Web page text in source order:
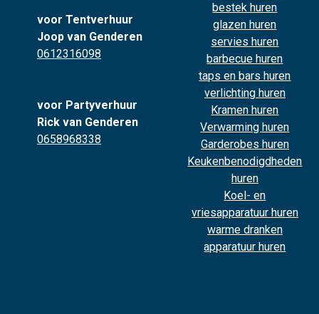
voor Tentverhuur
Joop van Genderen
0612316098
voor Partyverhuur
Rick van Genderen
0658968338
bestek huren
glazen huren
servies huren
barbecue huren
taps en bars huren
verlichting huren
Kramen huren
Verwarming huren
Garderobes huren
Keukenbenodigdheden
huren
Koel- en
vriesapparatuur huren
warme dranken
apparatuur huren